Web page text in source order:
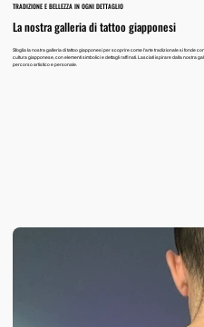
TRADIZIONE E BELLEZZA IN OGNI DETTAGLIO
La nostra galleria di tattoo giapponesi
Sfoglia la nostra galleria di tattoo giapponesi per scoprire come l'arte tradizionale si fonde
cultura giapponese, con elementi simbolici e dettagli raffinati. Lasciati ispirare dalla nostra
percorso artistico e personale.